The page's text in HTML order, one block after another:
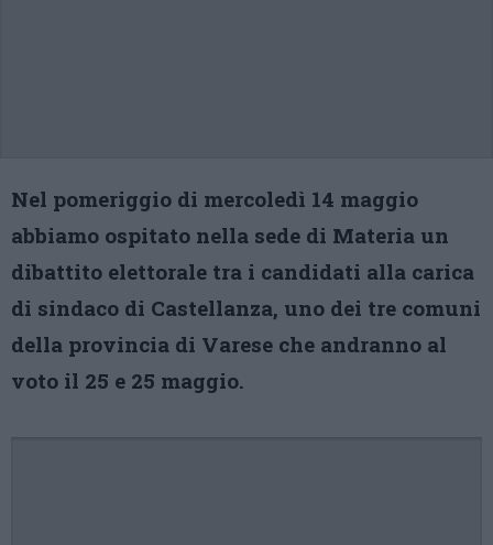
Nel pomeriggio di mercoledì 14 maggio
abbiamo ospitato nella sede di Materia un
dibattito elettorale tra i candidati alla carica
di sindaco di Castellanza, uno dei tre comuni
della provincia di Varese che andranno al
voto il 25 e 25 maggio.